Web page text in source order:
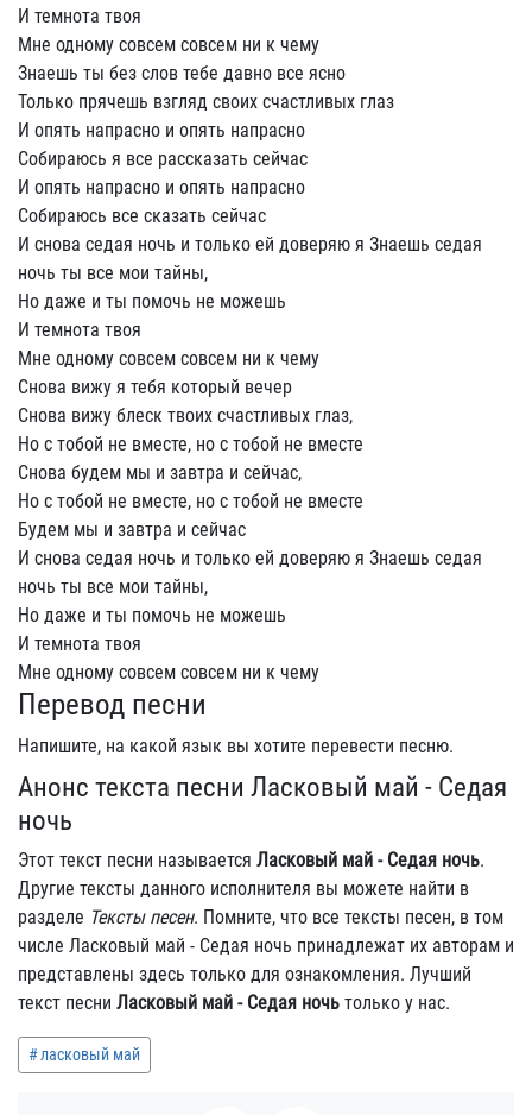
И темнота твоя
Мне одному совсем совсем ни к чему
Знаешь ты без слов тебе давно все ясно
Только прячешь взгляд своих счастливых глаз
И опять напрасно и опять напрасно
Собираюсь я все рассказать сейчас
И опять напрасно и опять напрасно
Собираюсь все сказать сейчас
И снова седая ночь и только ей доверяю я Знаешь седая
ночь ты все мои тайны,
Но даже и ты помочь не можешь
И темнота твоя
Мне одному совсем совсем ни к чему
Снова вижу я тебя который вечер
Снова вижу блеск твоих счастливых глаз,
Но с тобой не вместе, но с тобой не вместе
Снова будем мы и завтра и сейчас,
Но с тобой не вместе, но с тобой не вместе
Будем мы и завтра и сейчас
И снова седая ночь и только ей доверяю я Знаешь седая
ночь ты все мои тайны,
Но даже и ты помочь не можешь
И темнота твоя
Мне одному совсем совсем ни к чему
Перевод песни
Напишите, на какой язык вы хотите перевести песню.
Анонс текста песни Ласковый май - Седая
ночь
Этот текст песни называется Ласковый май - Седая ночь.
Другие тексты данного исполнителя вы можете найти в
разделе Тексты песен. Помните, что все тексты песен, в том
числе Ласковый май - Седая ночь принадлежат их авторам и
представлены здесь только для ознакомления. Лучший
текст песни Ласковый май - Седая ночь только у нас.
ласковый май